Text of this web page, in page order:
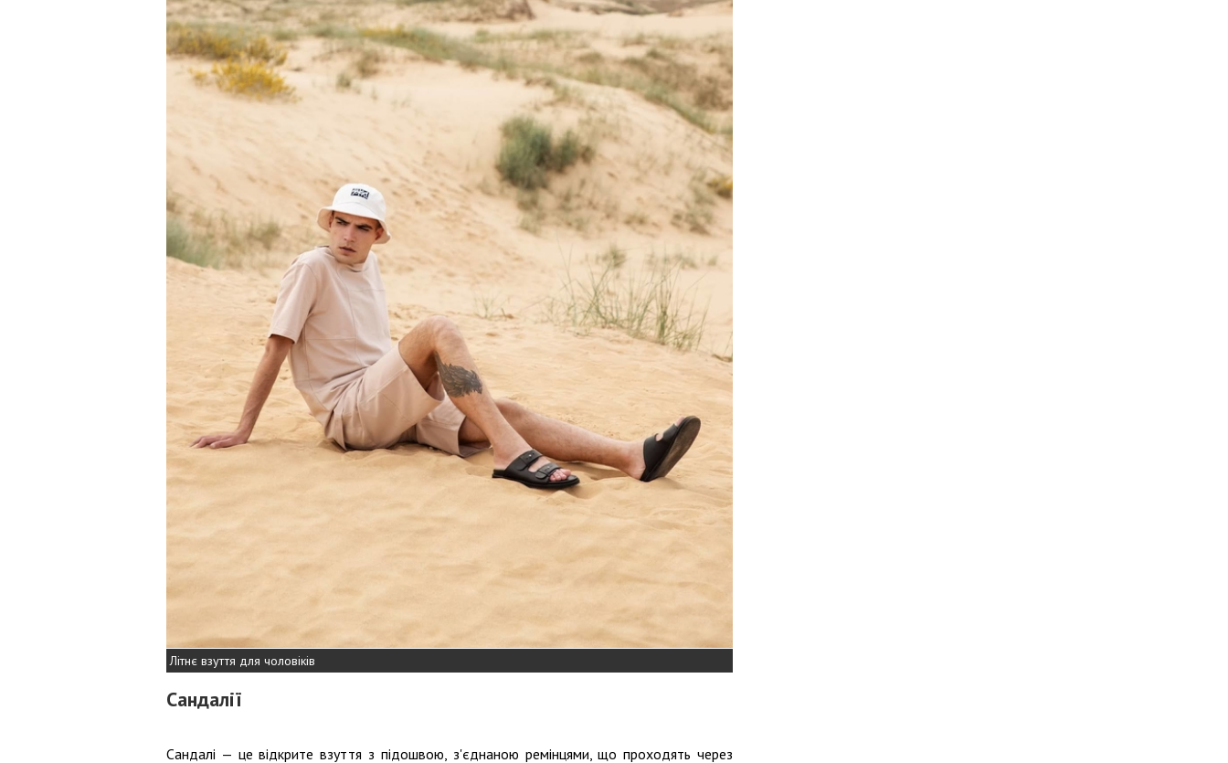
Літнє взуття для чоловіків
Сандалії
Сандалі — це відкрите взуття з підошвою, з'єднаною ремінцями, що проходять через